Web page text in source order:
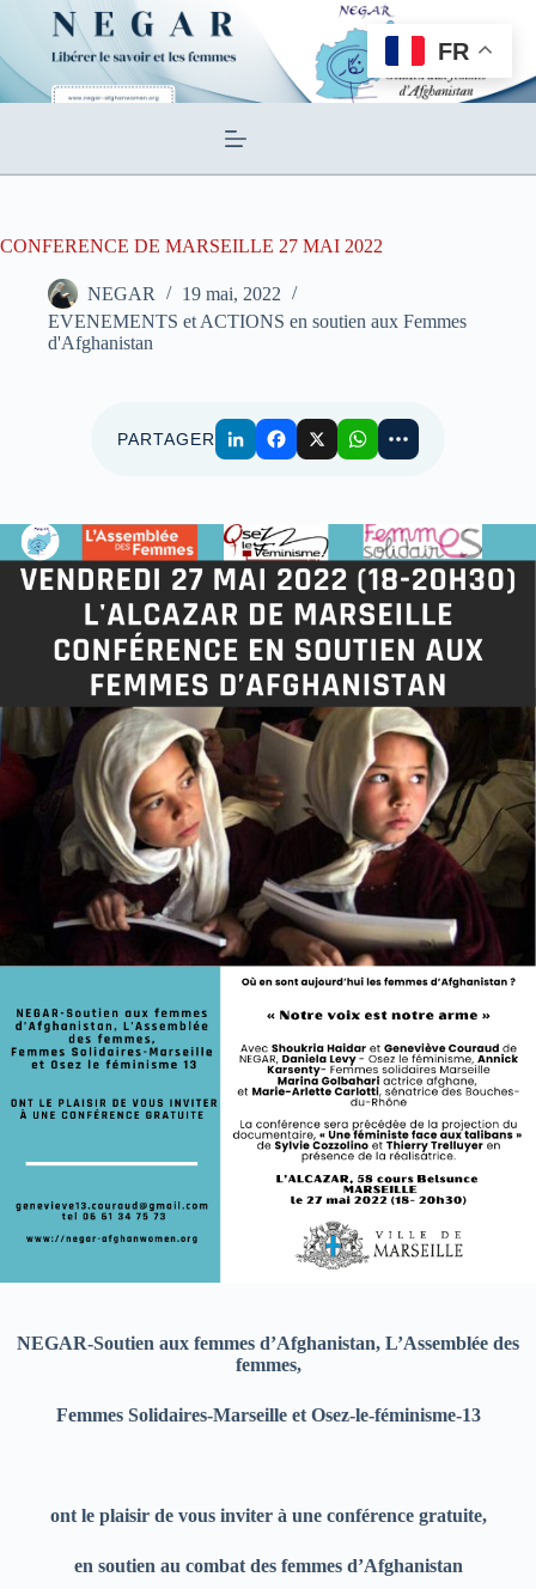
contenu
CONFERENCE DE MARSEILLE 27 MAI 2022
NEGAR
19 mai, 2022
EVENEMENTS et ACTIONS en soutien aux Femmes
d'Afghanistan
PARTAGER
NEGAR-Soutien aux femmes d’Afghanistan, L’Assemblée des
femmes,
Femmes Solidaires-Marseille et Osez-le-féminisme-13
ont le plaisir de vous inviter à une conférence gratuite,
en soutien au combat des femmes d’Afghanistan
FR